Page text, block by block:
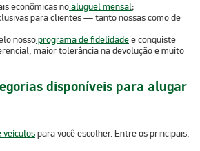
econômicasnoaluguel mensal;
para clientes — tanto nossas como de
nossoprograma de fidelidadee conquiste
, maior tolerância na devoluçãoe muito
disponíveis para alugar
veículospara você escolher. Entre os principais,